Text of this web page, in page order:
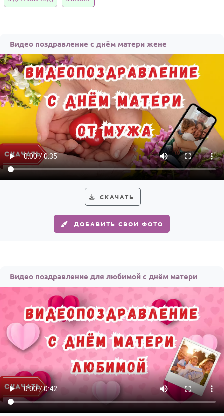
КОМУ
Женщине
Мужчине
Маме
Папе
Детям
Все родственники
ПЕРСОНАЛЬНЫЕ
По годам
Видео поздравление с днём матери жене
СКАЧАТЬ
ДОБАВИТЬ СВОИ ФОТО
Видео поздравление для любимой с днём матери